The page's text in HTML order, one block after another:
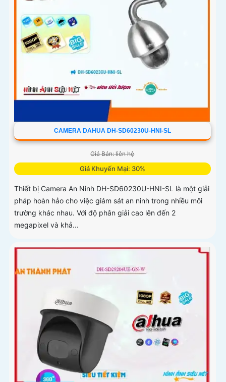
CAMERA DAHUA DH-SD60230U-HNI-SL
Giá Bán: liên hệ
Giá Khuyến Mại: 30%
Thiết bị Camera An Ninh DH-SD60230U-HNI-SL là một giải
pháp hoàn hảo cho việc giám sát an ninh trong nhiều môi
trường khác nhau. Với độ phân giải cao lên đến 2
megapixel và khả...